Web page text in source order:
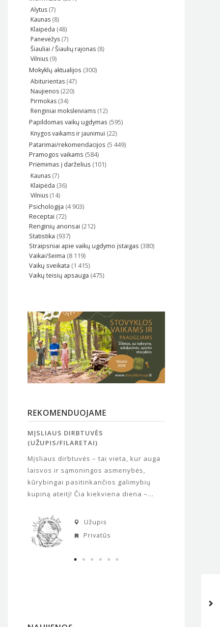
Alytus (7)
Kaunas (8)
Klaipėda (48)
Panevėžys (7)
Šiauliai / Šiaulių rajonas (8)
Vilnius (9)
Mokyklų aktualijos (300)
Abiturientas (47)
Naujienos (220)
Pirmokas (34)
Renginiai moksleiviams (12)
Papildomas vaikų ugdymas (595)
Knygos vaikams ir jaunimui (22)
Patarimai/rekomendacijos (5 449)
Pramogos vaikams (584)
Priėmimas į darželius (101)
Kaunas (7)
Klaipėda (36)
Vilnius (14)
Psichologija (4 903)
Receptai (72)
Renginių anonsai (212)
Statistika (937)
Straipsniai apie vaikų ugdymo įstaigas (380)
Vaikai/šeima (8 119)
Vaikų sveikata (1 415)
Vaikų teisių apsauga (475)
REKOMENDUOJAME
MĮSLIAUS DIRBTUVĖS
(UŽUPIS/FILARETAI)
Mįsliaus dirbtuvės – tai vieta, kur auga
laisvos ir sąmoningos asmenybės,
kūrybingai pasitinkančios galimybių
kupiną ateitį! Čia kiekviena diena –...
Užupis
Privatūs